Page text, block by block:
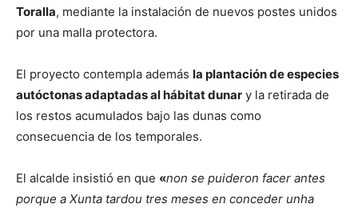
Toralla, mediante la instalación de nuevos postes unidos
por una malla protectora.
El proyecto contempla además la plantación de especies
autóctonas adaptadas al hábitat dunar y la retirada de
los restos acumulados bajo las dunas como
consecuencia de los temporales.
El alcalde insistió en que «non se puideron facer antes
porque a Xunta tardou tres meses en conceder unha